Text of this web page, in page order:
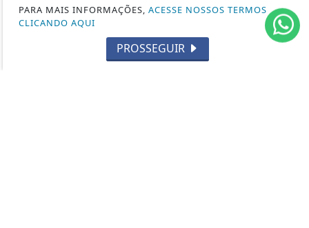
OPINIÃO
PARA MAIS INFORMAÇÕES, ACESSE NOSSOS TERMOS
CLICANDO AQUI
PROSSEGUIR